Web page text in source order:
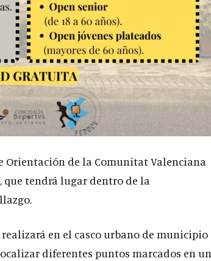
Orientación de la Comunitat Valenciana
tendrá lugar dentro de la
en el casco urbano de municipio
diferentes puntos marcados en un